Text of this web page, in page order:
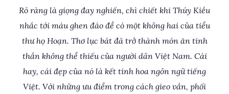
Rõ ràng là giọng đay nghiến, chì chiết khi Thúy Kiều
nhắc tới máu ghen đáo để có một không hai của tiểu
thư họ Hoạn. Thơ lục bát đã trở thành món ăn tinh
thần không thể thiếu của người dân Việt Nam. Cái
hay, cái đẹp của nó là kết tinh hoa ngôn ngữ tiếng
Việt. Với những ưu điểm trong cách gieo vần, phối